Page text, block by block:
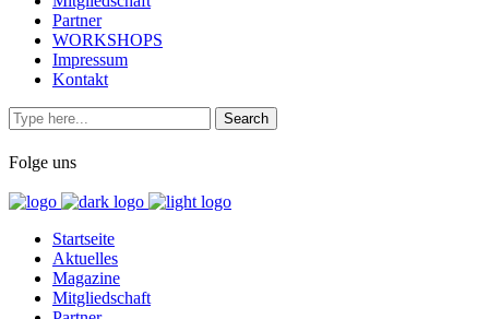
Partner
WORKSHOPS
Impressum
Kontakt
Folge uns
Startseite
Aktuelles
Magazine
Mitgliedschaft